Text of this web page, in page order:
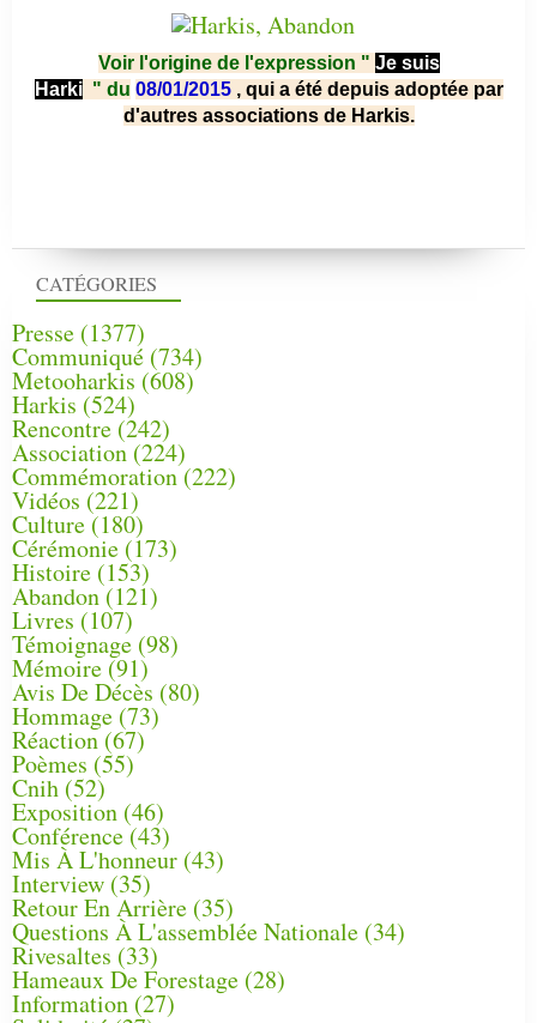
CATÉGORIES
Presse (1377)
Communiqué (734)
Metooharkis (608)
Harkis (524)
Rencontre (242)
Association (224)
Commémoration(222)
Vidéos (221)
Culture(180)
Cérémonie (173)
Histoire (153)
Abandon(121)
Livres (107)
Témoignage (98)
Mémoire (91)
Avis De Décès (80)
Hommage (73)
Réaction(67)
Poèmes (55)
Cnih (52)
Exposition (46)
Conférence(43)
Mis À L'honneur (43)
Interview (35)
Retour En Arrière (35)
Questions À L'assemblée Nationale (34)
Rivesaltes (33)
Hameaux De Forestage (28)
Information (27)
Voir l'origine de l'expression " Je suis
Harki " du 08/01/2015 , qui a été depuis adoptée par
d'autres associations de Harkis.